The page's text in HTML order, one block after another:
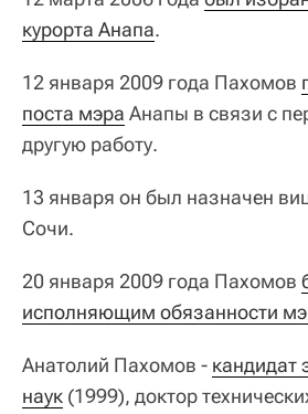
курорта Анапа.
12 января 2009 года Пахомов
поста мэра Анапы в связи с
другую работу.
13 января он был назначен
Сочи.
20 января 2009 года Пахомов
исполняющим обязанности
Анатолий Пахомов - кандидат
наук (1999), доктор